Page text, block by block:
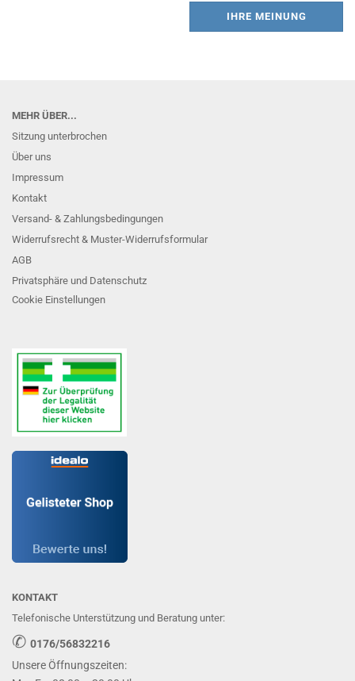
IHRE MEINUNG
MEHR ÜBER...
Sitzung unterbrochen
Über uns
Impressum
Kontakt
Versand- & Zahlungsbedingungen
Widerrufsrecht & Muster-Widerrufsformular
AGB
Privatsphäre und Datenschutz
Cookie Einstellungen
KONTAKT
Telefonische Unterstützung und Beratung unter:
✆ 0176/56832216
Unsere Öffnungszeiten: